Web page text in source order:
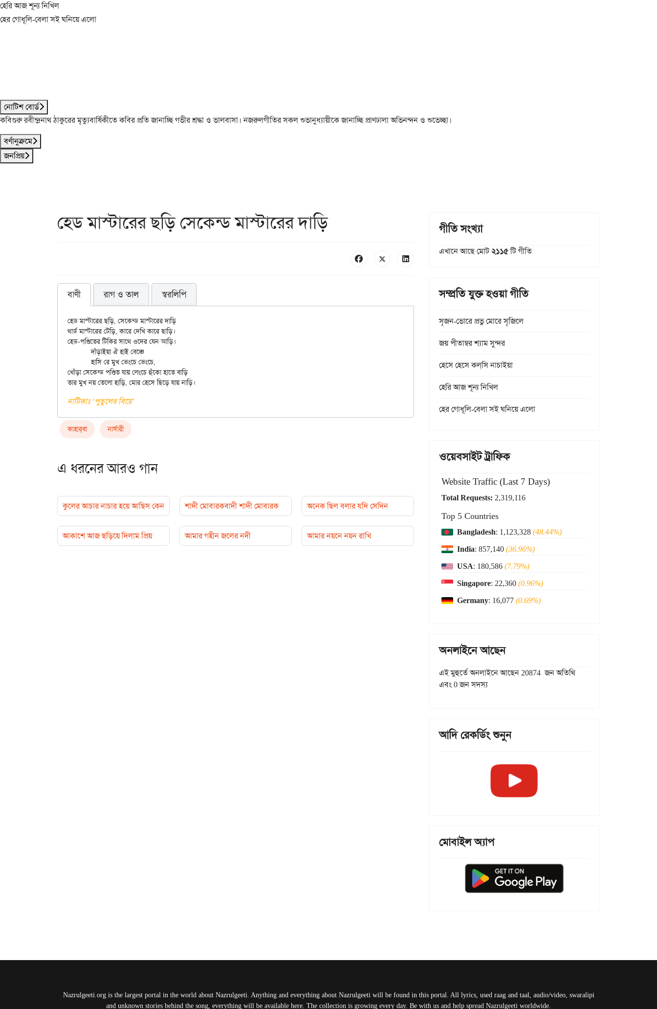
হেরি আজ শূন্য নিখিল
হের গোধূলি-বেলা সই ঘনিয়ে এলো
নোটিশ বোর্ড
কবিগুরু রবীন্দ্রনাথ ঠাকুরের মৃত্যুবার্ষিকীতে কবির প্রতি জানাচ্ছি গভীর শ্রদ্ধা ও ভালবাসা। নজরুলগীতির সকল শুভানুধ্যায়ীকে জানাচ্ছি প্রাণঢালা অভিনন্দন ও শুভেচ্ছা।
বর্ণানুক্রমে
জনপ্রিয়
হেড মাস্টারের ছড়ি সেকেন্ড মাস্টারের দাড়ি
বাণী রাগ ও তাল স্বরলিপি
হেড মাস্টারের ছড়ি, সেকেন্ড মাস্টারের দাড়ি
থার্ড মাস্টারের টেড়ি, কারে দেখি কারে ছাড়ি।
হেড-পণ্ডিতের টিকির সাথে ওদের যেন আড়ি।
	দাঁড়াইয়া ঐ হাই বেঞ্চে
	হাসি রে মুখ ভেংচে ভেংচে,
খোঁড়া সেকেন্ড পণ্ডিত যায় লেংচে হুঁকো হাতে বাড়ি
নাটিকাঃ ‘পুতুলের বিয়ে’
কাহার্‌বা নার্সারী
এ ধরনের আরও গান
কুলের আচার নাচার হয়ে আছিস কেন শাদী মোবারকবাদী শাদী মোবারক অনেক ছিল বলার যদি সেদিন
আকাশে আজ ছড়িয়ে দিলাম প্রিয় আমার গহীন জলের নদী আমার নয়নে নয়ন রাখি
গীতি সংখ্যা
এখানে আছে মোট২১১৫টি গীতি
সম্প্রতি যুক্ত হওয়া গীতি
সৃজন-ভোরে প্রভু মোরে সৃজিলে
জয় পীতাম্বর শ্যাম সুন্দর
হেসে হেসে কল্‌সি নাচাইয়া
হেরি আজ শূন্য নিখিল
হের গোধূলি-বেলা সই ঘনিয়ে এলো
ওয়েবসাইট ট্রাফিক
Website Traffic (Last 7 Days)
Total Requests: 2,319,116
Top 5 Countries
Bangladesh: 1,123,328(48.44%)
India: 857,140(36.96%)
USA: 180,586(7.79%)
Singapore: 22,360(0.96%)
Germany: 16,077(0.69%)
অনলাইনে আছেন
এই মুহুর্তে অনলাইনে আছেন 20874 জন অতিথি
এবং 0 জন সদস্য
আদি রেকর্ডিং শুনুন
মোবাইল অ্যাপ
Nazrulgeeti.org is the largest portal in the world about Nazrulgeeti. Anything and everything about Nazrulgeeti will be found in this portal. All lyrics, used raag and taal, audio/video, swaralipi
and unknown stories behind the song, everything will be available here. The collection is growing every day. Be with us and help spread Nazrulgeeti worldwide.